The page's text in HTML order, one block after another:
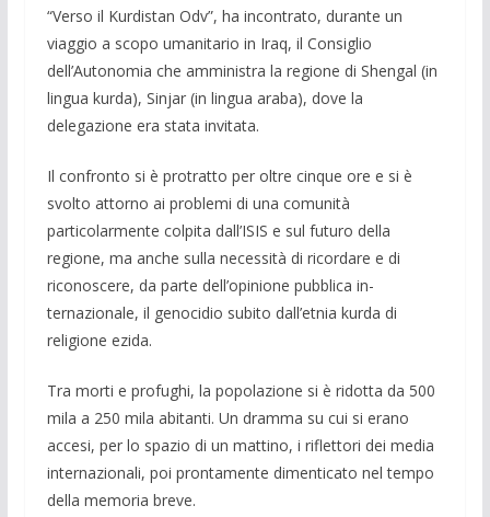
“Verso il Kurdistan Odv”, ha incontrato, durante un
viaggio a scopo umanitario in Iraq, il Consiglio
dell’Autonomia che amministra la regione di Shengal (in
lingua kurda), Sinjar (in lingua araba), dove la
delegazione era stata invitata.
Il confronto si è protratto per oltre cinque ore e si è
svolto at­torno ai problemi di una comunità
particolarmente colpita dall’ISIS e sul futuro della
regione, ma anche sulla necessità di ricordare e di
riconoscere, da parte dell’opinione pubblica in­
ternazionale, il genocidio subito dall’etnia kurda di
religione ezida.
Tra morti e profughi, la popolazione si è ridotta da 500
mila a 250 mila abitanti. Un dramma su cui si erano
accesi, per lo spa­zio di un mattino, i riflettori dei media
internazionali, poi pron­tamente dimenticato nel tempo
della memoria breve.